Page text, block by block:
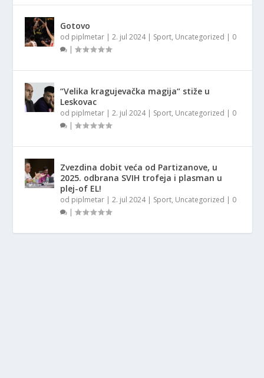
Gotovo
od piplmetar |2. jul 2024| Sport, Uncategorized | 0
|
“Velika kragujevačka magija“ stiže u
Leskovac
od piplmetar |2. jul 2024| Sport, Uncategorized | 0
|
Zvezdina dobit veća od Partizanove, u
2025. odbrana SVIH trofeja i plasman u
plej-of EL!
od piplmetar |2. jul 2024| Sport, Uncategorized | 0
|